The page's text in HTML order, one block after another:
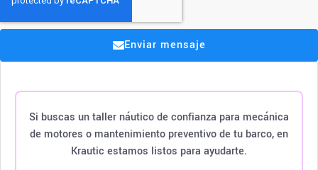
Enviar mensaje
Si buscas un taller náutico de confianza para mecánica
de motores o mantenimiento preventivo de tu barco, en
Krautic estamos listos para ayudarte.